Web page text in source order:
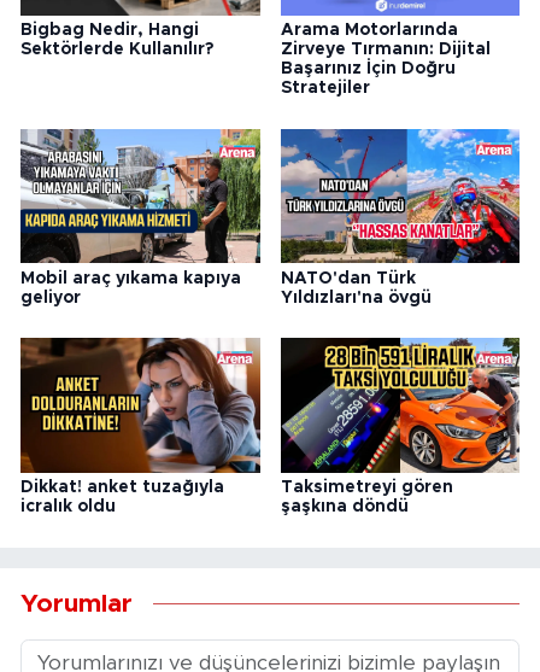
Bigbag Nedir, Hangi
Sektörlerde Kullanılır?
Arama Motorlarında
Zirveye Tırmanın: Dijital
Başarınız İçin Doğru
Stratejiler
Mobil araç yıkama kapıya
geliyor
NATO'dan Türk
Yıldızları'na övgü
Dikkat! anket tuzağıyla
icralık oldu
Taksimetreyi gören
şaşkına döndü
Yorumlar